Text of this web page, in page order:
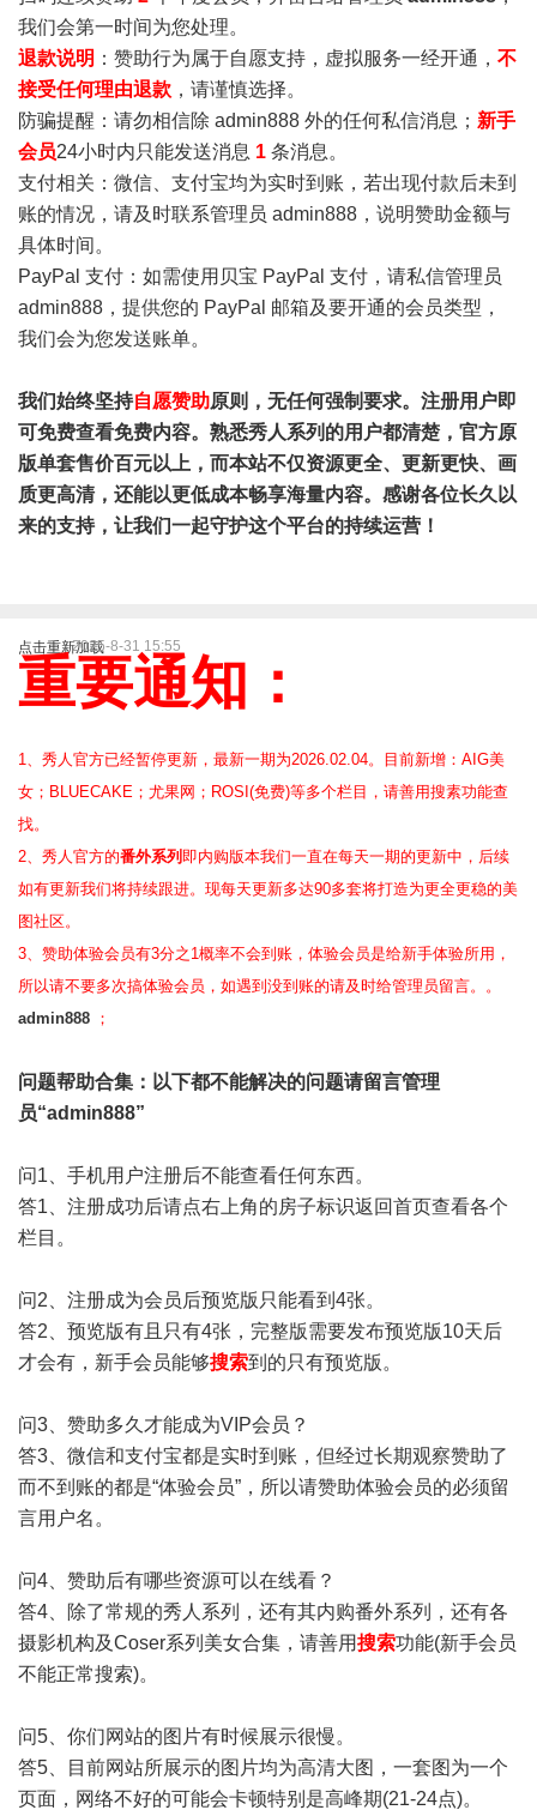
我们会第一时间为您处理。
退款说明 ：赞助行为属于自愿支持，虚拟服务一经开通， 不
接受任何理由退款 ，请谨慎选择。
防骗提醒：请勿相信除 admin888 外的任何私信消息； 新手
会员24小时内只能发送消息 1 条消息。
支付相关：微信、支付宝均为实时到账，若出现付款后未到
账的情况，请及时联系管理员 admin888，说明赞助金额与
具体时间。
PayPal 支付：如需使用贝宝 PayPal 支付，请私信管理员
admin888，提供您的 PayPal 邮箱及要开通的会员类型，
我们会为您发送账单。
我们始终坚持自愿赞助原则，无任何强制要求。注册用户即
可免费查看免费内容。熟悉秀人系列的用户都清楚，官方原
版单套售价百元以上，而本站不仅资源更全、更新更快、画
质更高清，还能以更低成本畅享海量内容。感谢各位长久以
来的支持，让我们一起守护这个平台的持续运营！
点击重新加载2025-8-31 15:55
重要通知：
1、秀人官方已经暂停更新，最新一期为2026.02.04。目前新增：AIG美
女；BLUECAKE；尤果网；ROSI(免费)等多个栏目，请善用搜素功能查
找。
2、 秀人官方的番外系列 即内购版本我们一直在每天一期的更新中，后续
如有更新我们将持续跟进。现每天更新多达90多套将打造为更全更稳的美
图社区。
3、赞助体验会员有3分之1概率不会到账，体验会员是给新手体验所用，
所以请不要多次搞体验会员，如遇到没到账的请及时给管理员留言。。
admin888 ；
问题帮助合集 ：以下都不能解决的问题请留言管理
员“admin888”
问1、手机用户注册后不能查看任何东西。
答1、注册成功后请点右上角的房子标识返回首页查看各个
栏目。
问2、注册成为会员后预览版只能看到4张。
答2、预览版有且只有4张，完整版需要发布预览版10天后
才会有，新手会员能够搜索到的只有预览版。
问3、赞助多久才能成为VIP会员？
答3、微信和支付宝都是实时到账，但经过长期观察赞助了
而不到账的都是“体验会员”，所以请赞助体验会员的必须留
言用户名。
问4、赞助后有哪些资源可以在线看？
答4、除了常规的秀人系列，还有其内购番外系列，还有各
摄影机构及Coser系列美女合集，请善用搜索功能(新手会员
不能正常搜索)。
问5、你们网站的图片有时候展示很慢。
答5、目前网站所展示的图片均为高清大图，一套图为一个
页面，网络不好的可能会卡顿特别是高峰期(21-24点)。